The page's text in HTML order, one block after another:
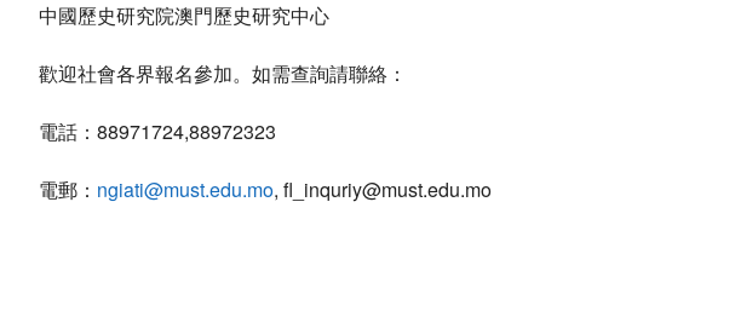
中國歷史研究院澳門歷史研究中心
歡迎社會各界報名參加。如需查詢請聯絡：
電話：88971724,88972323
電郵： ngiati@must.edu.mo, fl_inquriy@must.edu.mo